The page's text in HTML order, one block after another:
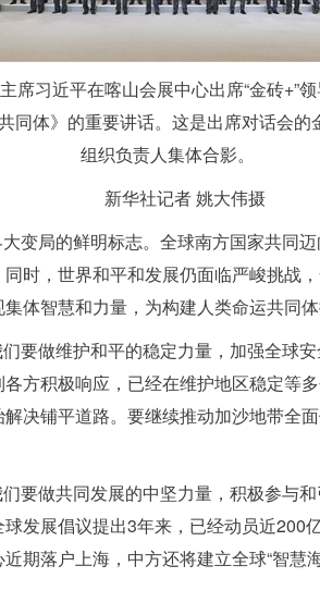
席习近平在喀山会展中心出席“金砖+”
同体》的重要讲话。这是出席对话会
组织负责人集体合影。
新华社记者 姚大伟摄
变局的鲜明标志。全球南方国家共同
时，世界和平和发展仍面临严峻挑战
体智慧和力量，为构建人类命运共同
要做维护和平的稳定力量，加强全球
方积极响应，已经在维护地区稳定等
决铺平道路。要继续推动加沙地带全
要做共同发展的中坚力量，积极参与
发展倡议提出3年来，已经动员近200
期落户上海，中方还将建立全球“智慧